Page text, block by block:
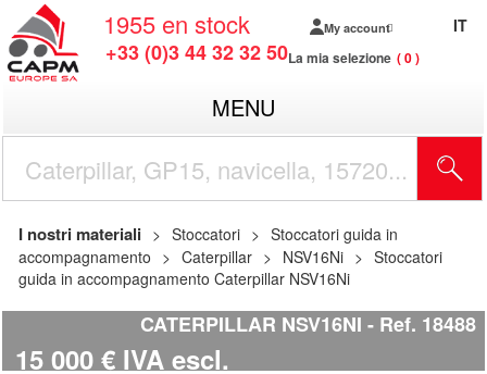
1955 en stock
+33 (0)3 44 32 32 50
My account
La mia selezione 0
IT
MENU
I nostri materiali Stoccatori
Stoccatori guida in
accompagnamento
Caterpillar NSV16Ni
Stoccatori
guida in accompagnamento Caterpillar NSV16Ni
CATERPILLAR NSV16NI Ref. 18488
15 000 € IVA escl.